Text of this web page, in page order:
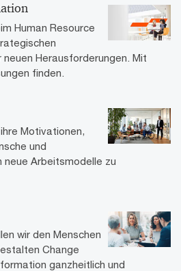
Human Resource
Herausforderungen. Mit
finden.
Motivationen,
und
neue Arbeitsmodelle zu
wir den Menschen
Change
ganzheitlich und